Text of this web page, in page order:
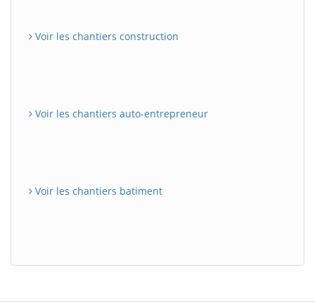
Voir les chantiers construction
Voir les chantiers auto-entrepreneur
Voir les chantiers batiment